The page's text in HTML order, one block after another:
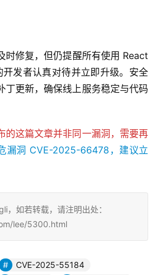
时修复，但仍提醒所有使用 React
发者认真对待并立即升级。安全
丁更新，确保线上服务稳定与代码
的这篇文章并非同一漏洞，需要再
漏洞 CVE-2025-66478，建议立
，如若转载，请注明出处：
lee/5300.html
CVE-2025-55184